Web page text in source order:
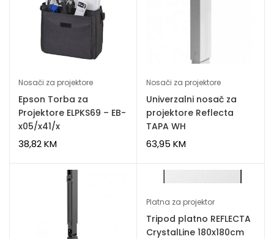
Nosači za projektore
Epson Torba za
Projektore ELPKS69 – EB-
x05/x41/x
38,82KM
Nosači za projektore
Univerzalni nosač za
projektore Reflecta
TAPA WH
63,95 KM
Platna za projektor
Tripod platno REFLECTA
CrystalLine 180x180cm